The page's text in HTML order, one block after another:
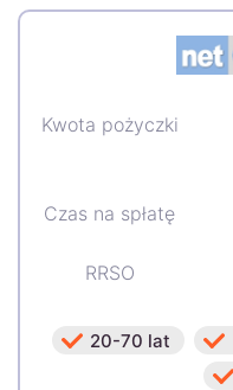
Kwota pożyczki
Czas na spłatę
RRSO
20-70 lat